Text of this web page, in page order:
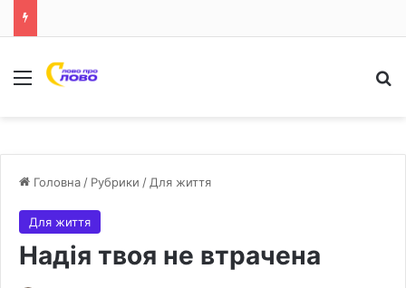
Меню
Головна / Рубрики / Для життя
Для життя
Надія твоя не втрачена